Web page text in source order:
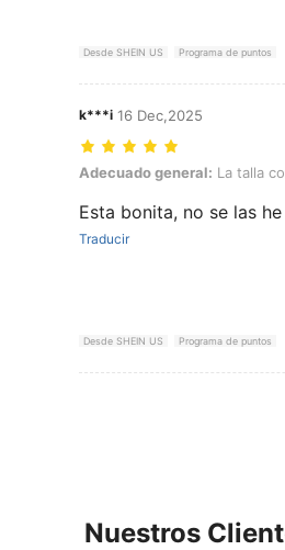
Desde SHEIN US Programa de puntos
k***i 16 Dec,2025
Adecuado general: La talla
Adecuado general: La talla
Esta bonita, no se las
Traducir
Desde SHEIN US Programa de puntos
Nuestros